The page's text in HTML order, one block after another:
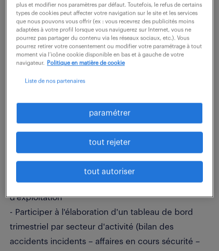
- Participer aux audits de sécurité du travail avec
les responsables opérationnels
- Participer à l'actualisation des documents
réglementaires (Document unique – plan de
prévention…) en collaboration avec son collègue
de service
- Suivre les actions prévues dans les documents
- Organiser l'information Sécurité et Prévention
(Campagne d'affiches – Modules d'accueil…)
- Assure la communication envers le personnel
d'exploitation
- Participer à l'élaboration d'un tableau de bord
trimestriel par secteur d'activité (bilan des
accidents incidents – affaires en cours sécurité –
plus et modifier nos paramètres par défaut. Toutefois, le refus de certains
types de cookies peut affecter votre navigation sur le site et les services
que nous pouvons vous offrir (ex : vous recevrez des publicités moins
adaptées à votre profil lorsque vous naviguerez sur Internet, vous ne
pourrez pas partager du contenu via les réseaux sociaux, etc.). Vous
pourrez retirer votre consentement ou modifier votre paramétrage à tout
moment via l’icône cookie disponible en bas et à gauche de votre
navigateur.
Politique en matière de cookie
Liste de nos partenaires
paramétrer
tout rejeter
tout autoriser